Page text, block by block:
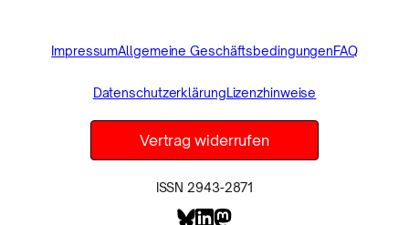
ImpressumAllgemeine GeschäftsbedingungenFAQ
DatenschutzerklärungLizenzhinweise
Vertrag widerrufen
ISSN 2943-2871